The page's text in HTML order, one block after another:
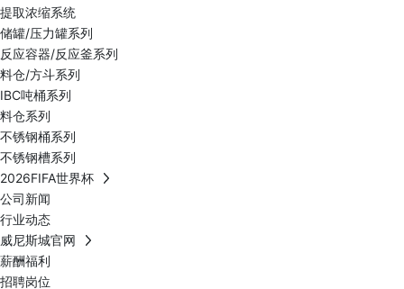
提取浓缩系统
储罐/压力罐系列
反应容器/反应釜系列
料仓/方斗系列
IBC吨桶系列
料仓系列
不锈钢桶系列
不锈钢槽系列
2026FIFA世界杯
公司新闻
行业动态
威尼斯城官网
薪酬福利
招聘岗位